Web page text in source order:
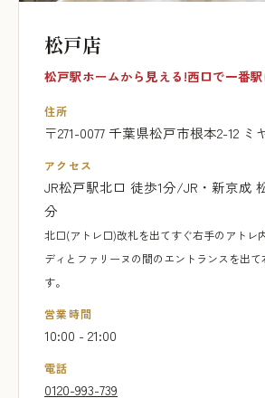
松戸店
松戸駅ホームから見える!西口で一番
住所
〒271-0077 千葉県松戸市根本2-12 ミ
アクセス
JR松戸駅北口 徒歩1分/JR・新京成
分
北口(アトレ口)改札を出てすぐ右手のアトレ
ディとファリーヌの間のエントランスを出
す。
営業時間
10:00 - 21:00
電話
0120-993-739